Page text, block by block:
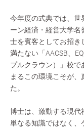
今年度の式典では、世
ーン経済・経営大学
士を賓客としてお招き
満たない「AACSB、
プルクラウン）」校
まるこの環境こそが
た。
博士は、激動する現代
単なる知識ではなく、